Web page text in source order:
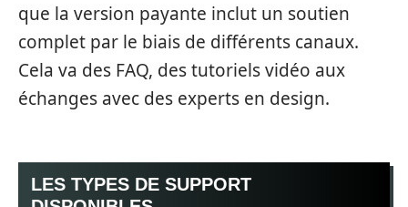
que la version payante inclut un soutien
complet par le biais de différents canaux.
Cela va des FAQ, des tutoriels vidéo aux
échanges avec des experts en design.
LES TYPES DE SUPPORT